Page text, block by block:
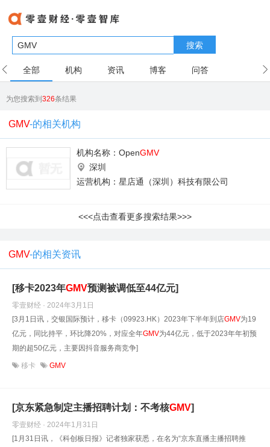
搜索
全部 机构 资讯 博客 问答
为您搜索到326条结果
GMV-的相关机构
机构名称： OpenGMV
深圳
运营机构：星店通（深圳）科技有限公司
<<<点击查看更多搜索结果>>>
GMV-的相关资讯
[移卡2023年GMV预测被调低至44亿元]
零壹财经 · 2024年3月1日
[3月1日讯，交银国际预计，移卡（09923.HK）2023年下半年到店GMV为19
亿元，同比持平，环比降20%，对应全年GMV为44亿元，低于2023年年初预
期的超50亿元，主要因抖音服务商竞争]
移卡 GMV
[京东紧急制定主播招聘计划：不考核GMV]
零壹财经 · 2024年1月31日
[1月31日讯，《科创板日报》记者独家获悉，在名为“京东直播主播招聘推